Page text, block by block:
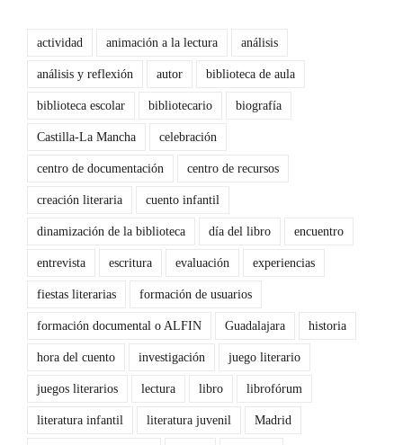
actividad animación a la lectura análisis
análisis y reflexión autor biblioteca de aula
biblioteca escolar bibliotecario biografía
Castilla-La Mancha celebración
centro de documentación centro de recursos
creación literaria cuento infantil
dinamización de la biblioteca día del libro encuentro
entrevista escritura evaluación experiencias
fiestas literarias formación de usuarios
formación documental o ALFIN Guadalajara historia
hora del cuento investigación juego literario
juegos literarios lectura libro librofórum
literatura infantil literatura juvenil Madrid